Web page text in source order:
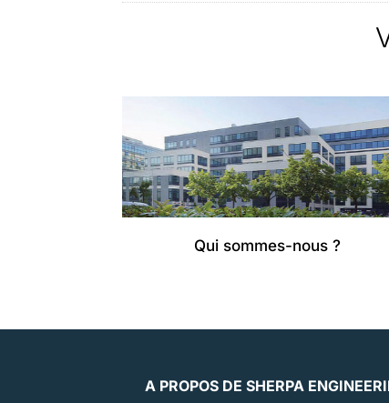
Qui sommes-nous ?
A PROPOS DE SHERPA